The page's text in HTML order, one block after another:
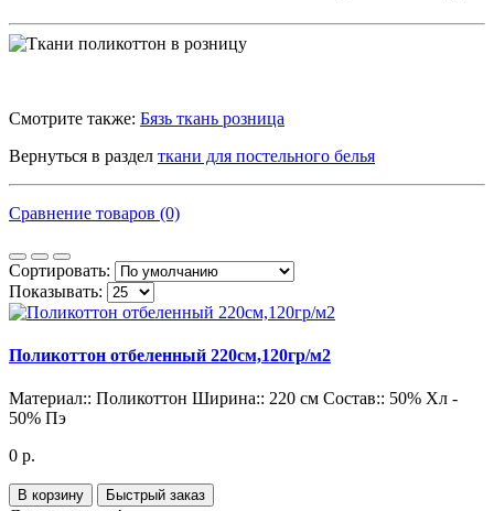
Смотрите также: Бязь ткань розница
Вернуться в раздел ткани для постельного белья
Сравнение товаров (0)
Сортировать:
Показывать:
Поликоттон отбеленный 220см,120гр/м2
Материал:: Поликоттон Ширина:: 220 см Состав:: 50% Хл -
50% Пэ
0 р.
В корзину Быстрый заказ